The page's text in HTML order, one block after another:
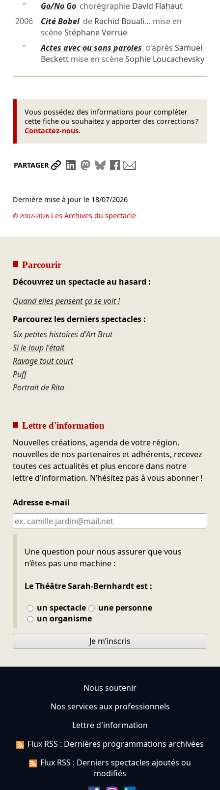
″
Go/No Gochorégraphie David Flahaut
2006
Cité Babelde Rachid Bouali… mise en
scèneStéphane Verrue
″
Actes avec ou sans paroles d'après Samuel
Beckettmise en scèneSophie Loucachevsky
Vous possédez des informations pour compléter
cette fiche ou souhaitez y apporter des corrections ?
Contactez-nous.
PARTAGER Partager le lien
Partager sur LinkedIn
Partager sur Mastodon
Partager sur Bluesky
Partager sur Facebook
Dernière mise à jour le 18/07/2026
© 2007-2026Les Archives du spectacle
Parcourir
Découvrez un spectacle au hasard :
Quand elles pensent ça se voit !
Parcourez les derniers spectacles :
Six petites histoires d'Art Brut
Si le loup l'était
Ravage tout court
Puff
Portrait de Rita
Lettre d'information
Nouvelles créations, agenda de votre région,
nouvelles de nos partenaires et adhérents, recevez
toutes ces actualités et plus encore dans notre
lettre d’information. N’hésitez pas à vous abonner !
Adresse e-mail
Une question pour nous assurer que vous
n’êtes pas une machine :
Le Théâtre Sarah-Bernhardt est :
un spectacle
une personne
un organisme
Ne pas remplir
Je m’inscris
Nous soutenir
Nos services aux professionnels
Lettre d'information
Flux RSS : Dernières programmations archivées
Flux RSS : Derniers spectacles ajoutés ou
modifiés